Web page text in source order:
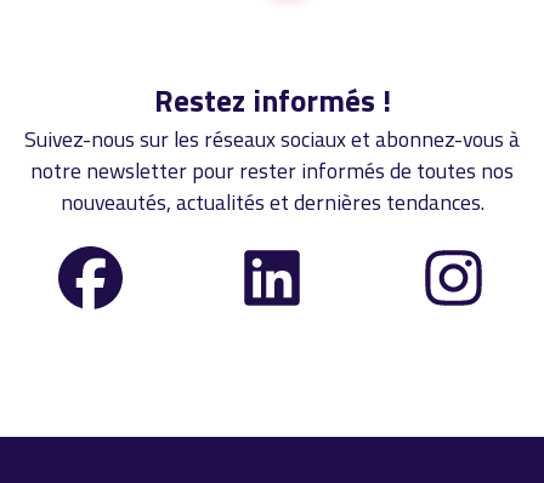
Restez informés !
Suivez-nous sur les réseaux sociaux et abonnez-vous à
notre newsletter pour rester informés de toutes nos
nouveautés, actualités et dernières tendances.